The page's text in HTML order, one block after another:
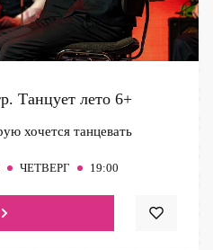
Танцует лето 6+
хочется танцевать
ЧЕТВЕРГ 19:00